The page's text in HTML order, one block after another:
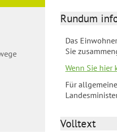
Rundum
Das
Sie
Wenn Sie hier
Für
Volltext